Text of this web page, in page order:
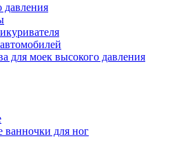
для моек высокого давления
ванночки для ног